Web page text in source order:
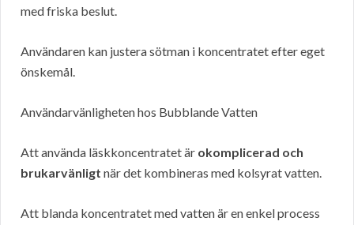
med friska beslut.
Användaren kan justera sötman i koncentratet efter eget
önskemål.
Användarvänligheten hos Bubblande Vatten
Att använda läskkoncentratet är okomplicerad och
brukarvänligt när det kombineras med kolsyrat vatten.
Att blanda koncentratet med vatten är en enkel process